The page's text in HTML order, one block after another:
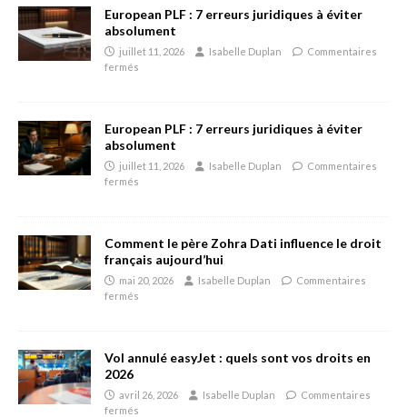
European PLF : 7 erreurs juridiques à éviter
absolument
juillet 11, 2026 Isabelle Duplan
Commentaires
fermés
European PLF : 7 erreurs juridiques à éviter
absolument
juillet 11, 2026 Isabelle Duplan
Commentaires
fermés
Comment le père Zohra Dati influence le droit
français aujourd’hui
mai 20, 2026 Isabelle Duplan
Commentaires
fermés
Vol annulé easyJet : quels sont vos droits en
2026
avril 26, 2026 Isabelle Duplan
Commentaires
fermés